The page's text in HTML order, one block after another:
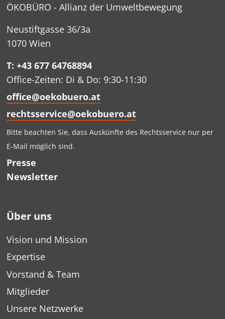
ÖKOBÜRO - Allianz der Umweltbewegung
Neustiftgasse 36/3a
1070 Wien
T: +43 677 64768894
Office-Zeiten: Di & Do: 9:30-11:30
office@oekobuero.at
rechtsservice@oekobuero.at
Bitte beachten Sie, dass Auskünfte des Rechtsservice nur per
E-Mail möglich sind.
Presse
Newsletter
Über uns
Vision und Mission
Expertise
Vorstand & Team
Mitglieder
Unsere Netzwerke